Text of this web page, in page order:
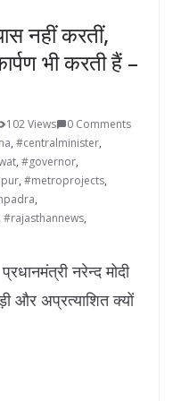
नहीं करतीं,
भी करती हैं –
102 Views
0 Comments
, #centralminister,
, #governor,
, #metroprojects,
,
#rajasthannews,
नरेन्द मोदी
और अप्रत्याशित क्यों